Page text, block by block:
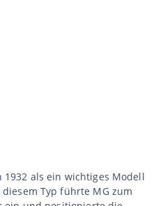
1932 als ein wichtiges Modell
Typ führte MG zum